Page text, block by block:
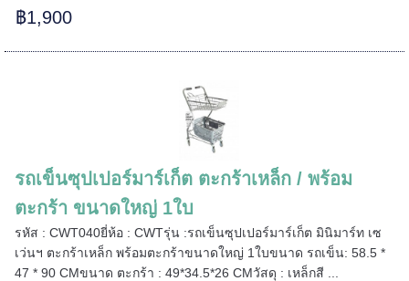
฿1,900
รถเข็นซุปเปอร์มาร์เก็ต ตะกร้าเหล็ก / พร้อม
ตะกร้า ขนาดใหญ่ 1ใบ
รหัส : CWT040ยี่ห้อ : CWTรุ่น :รถเข็นซุปเปอร์มาร์เก็ต มินิมาร์ท เซ
เว่นฯ ตะกร้าเหล็ก พร้อมตะกร้าขนาดใหญ่ 1ใบขนาด รถเข็น: 58.5 *
47 * 90 CMขนาด ตะกร้า : 49*34.5*26 CMวัสดุ : เหล็กสี ...